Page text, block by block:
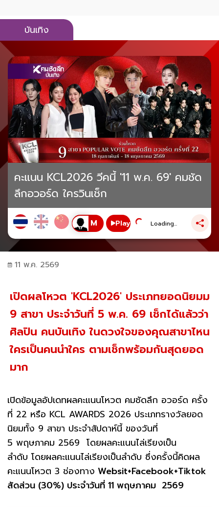
บันเทิง
คะแนน KCL2026 วีคนี้ '11 พ.ค. 69' คมชัด
ลึกอวอร์ด ใครวินเช็ก
Play Loading...
11 พ.ค. 2569
เปิดผลโหวต 'KCL2026' ประเภทยอดนิยมม
9 สาขา ประจำวันที่ 5 พ.ค. 69 เช็กได้แล้วว่า
ศิลปิน คนบันเทิง ในดวงใจของคุณสาขาไหน
ใครเป็นคนนำใคร ตามเช็กพร้อมกันสุดยอด
มาก
เปิดข้อมูลอัปเดทผลคะแนนโหวต คมชัดลึก อวอร์ด ครั้ง
ที่ 22 หรือ KCL AWARDS 2026 ประเภทรางวัลยอด
นิยมทั้ง 9 สาขา ประจำสัปดาห์นี้ ของวันที่
5 พฤษภาคม 2569 โดยผลคะแนนไล่เรียงเป็น
ลำดับ โดยผลคะแนนไล่เรียงเป็นลำดับ ซึ่งครั้งนี้คิดผล
คะแนนโหวต 3 ช่องทาง Websit+Facebook+Tiktok
สัดส่วน (30%) ประจำวันที่ 11 พฤษภาคม 2569